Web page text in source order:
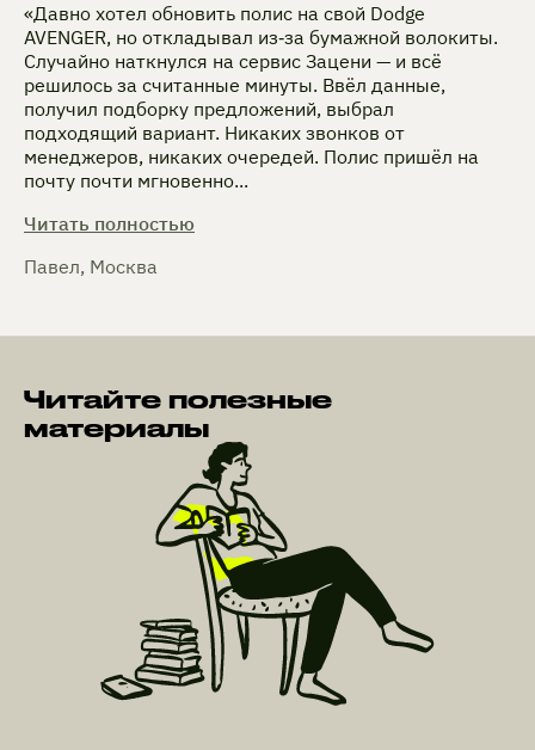
«Давно хотел обновить полис на свой Dodge
AVENGER, но откладывал из‑за бумажной волокиты.
Случайно наткнулся на сервис Зацени — и всё
решилось за считанные минуты. Ввёл данные,
получил подборку предложений, выбрал
подходящий вариант. Никаких звонков от
менеджеров, никаких очередей. Полис пришёл на
почту почти мгновенно...
Читать полностью
Павел, Москва
Читайте полезные
материалы